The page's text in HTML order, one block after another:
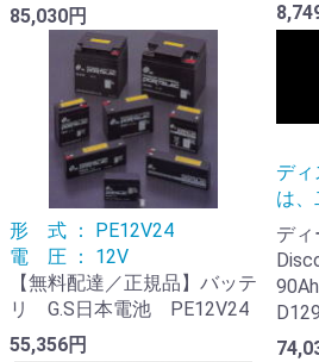
85,030円
形 式 ： PE12V24
電 圧 ： 12V
【無料配達／正規品】バッテ
リ G.S日本電池 PE12V24
55,356円
デ
は、
デ